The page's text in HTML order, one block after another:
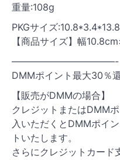
重量:108g
PKGサイズ:10.8*3.4*13.8
【商品サイズ】幅
———————————-
DMMポイント最大30％
【販売がDMMの場合】
クレジットまたはDMM
入いただくとDMMポイ
トいたします。
さらにクレジットカード